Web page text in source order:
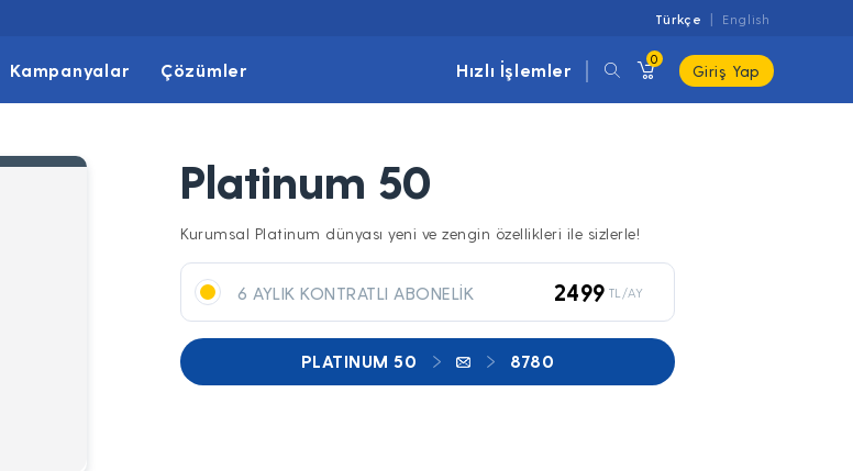
Türkçe English
Kampanyalar Çözümler Hızlı İşlemler
0
Giriş Yap
Platinum 50
Kurumsal Platinum dünyası yeni ve zengin özellikleri ile sizlerle!
6 AYLIK KONTRATLI ABONELİK 2499 TL/AY
PLATINUM 50 8780